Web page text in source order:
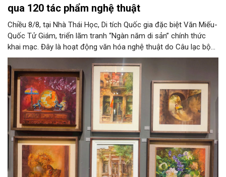
qua 120 tác phẩm nghệ thuật
Chiều 8/8, tại Nhà Thái Học, Di tích Quốc gia đặc biệt Văn Miếu-
Quốc Tử Giám, triển lãm tranh “Ngàn năm di sản” chính thức
khai mạc. Đây là hoạt động văn hóa nghệ thuật do Câu lạc bộ
Tôi Vẽ phối hợp cùng Trung tâm hoạt động Văn hóa Khoa học
Văn Miếu - Quốc Tử Giám tổ chức, chào mừng 950 năm Quốc
Tử Giám (1076-2026) và hướng tới kỷ niệm 81 năm Quốc khánh
nước Cộng hòa xã hội chủ nghĩa Việt Nam.